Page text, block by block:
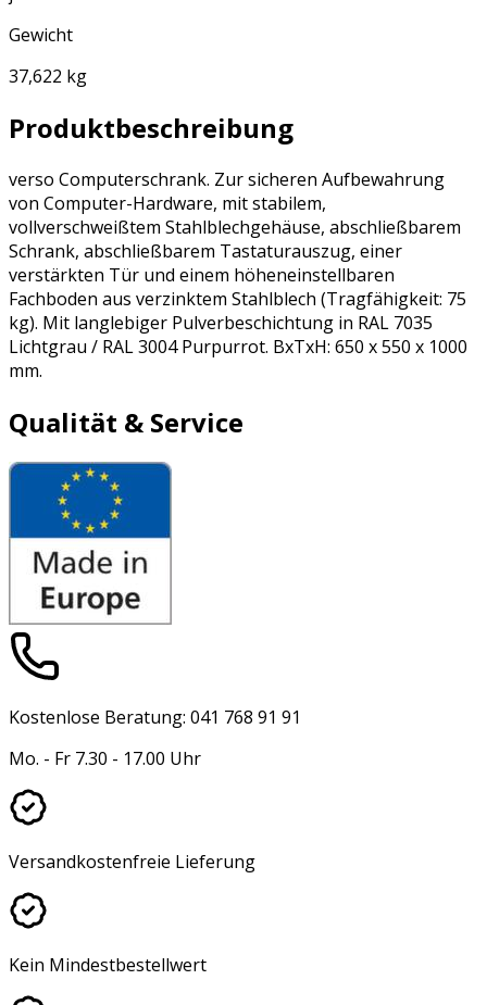
Gewicht
37,622 kg
Produktbeschreibung
verso Computerschrank. Zur sicheren Aufbewahrung
von Computer-Hardware, mit stabilem,
vollverschweißtem Stahlblechgehäuse, abschließbarem
Schrank, abschließbarem Tastaturauszug, einer
verstärkten Tür und einem höheneinstellbaren
Fachboden aus verzinktem Stahlblech (Tragfähigkeit: 75
kg). Mit langlebiger Pulverbeschichtung in RAL 7035
Lichtgrau / RAL 3004 Purpurrot. BxTxH: 650 x 550 x 1000
mm.
Qualität & Service
Kostenlose Beratung: 041 768 91 91
Mo. - Fr 7.30 - 17.00 Uhr
Versandkostenfreie Lieferung
Kein Mindestbestellwert